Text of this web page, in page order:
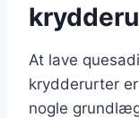
At lave
krydderurter
nogle